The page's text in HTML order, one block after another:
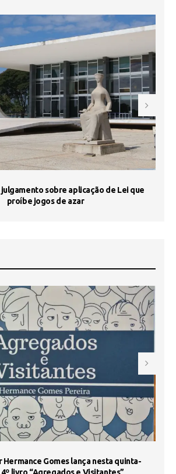
julgamento sobre aplicação de Lei que
proíbe jogos de azar
Hermance Gomes lança nesta quinta-
livro “Agregados e Visitantes”